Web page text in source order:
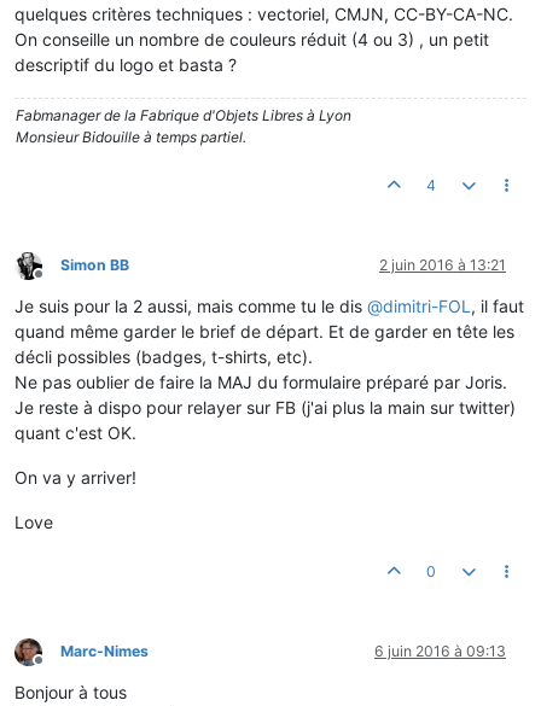
quelques critères techniques : vectoriel, CMJN, CC-BY-CA-NC.
On conseille un nombre de couleurs réduit (4 ou 3) , un petit
descriptif du logo et basta ?
Fabmanager de la Fabrique d'Objets Libres à Lyon
Monsieur Bidouille à temps partiel.
4
Hors-ligne
Simon BB 2 juin 2016 à 13:21
Je suis pour la 2 aussi, mais comme tu le dis @dimitri-FOL , il faut
quand même garder le brief de départ. Et de garder en tête les
décli possibles (badges, t-shirts, etc).
Ne pas oublier de faire la MAJ du formulaire préparé par Joris.
Je reste à dispo pour relayer sur FB (j'ai plus la main sur twitter)
quant c'est OK.
On va y arriver!
Love
0
Hors-ligne
Marc-Nimes 6 juin 2016 à 09:13
Bonjour à tous